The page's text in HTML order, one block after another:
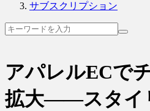
サブスクリプション
アパレルECで
拡大――スタイ